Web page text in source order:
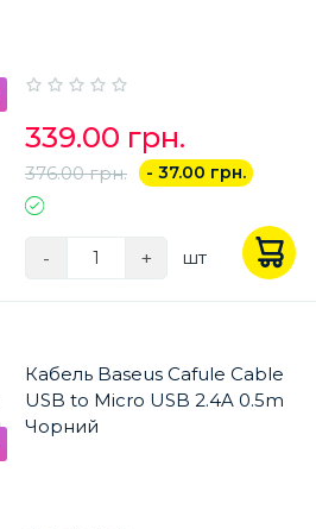
339.00 грн.
376.00 грн. - 37.00 грн.
- + шт
Кабель Baseus Cafule Cable
USB to Micro USB 2.4A 0.5m
Чорний